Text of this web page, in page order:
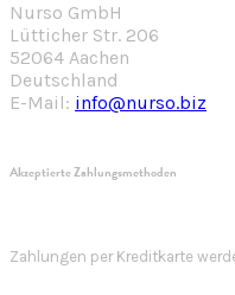
Nurso GmbH
Lütticher Str. 206
52064 Aachen
Deutschland
E-Mail: info@nurso.biz
Akzeptierte Zahlungsmethoden
Zahlungen per Kreditkarte